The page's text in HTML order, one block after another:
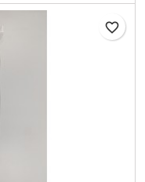
favorite_border